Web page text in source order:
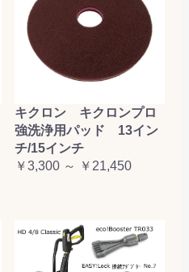
キクロン キクロンプロ
強洗浄用パッド 13イン
チ/15インチ
￥3,300 ～ ￥21,450